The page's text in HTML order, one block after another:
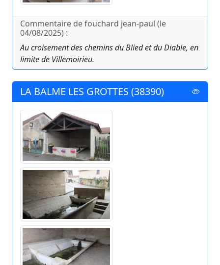
Commentaire de fouchard jean-paul (le
04/08/2025) :
Au croisement des chemins du Blied et du Diable, en
limite de Villemoirieu.
LA BALME LES GROTTES (38390)